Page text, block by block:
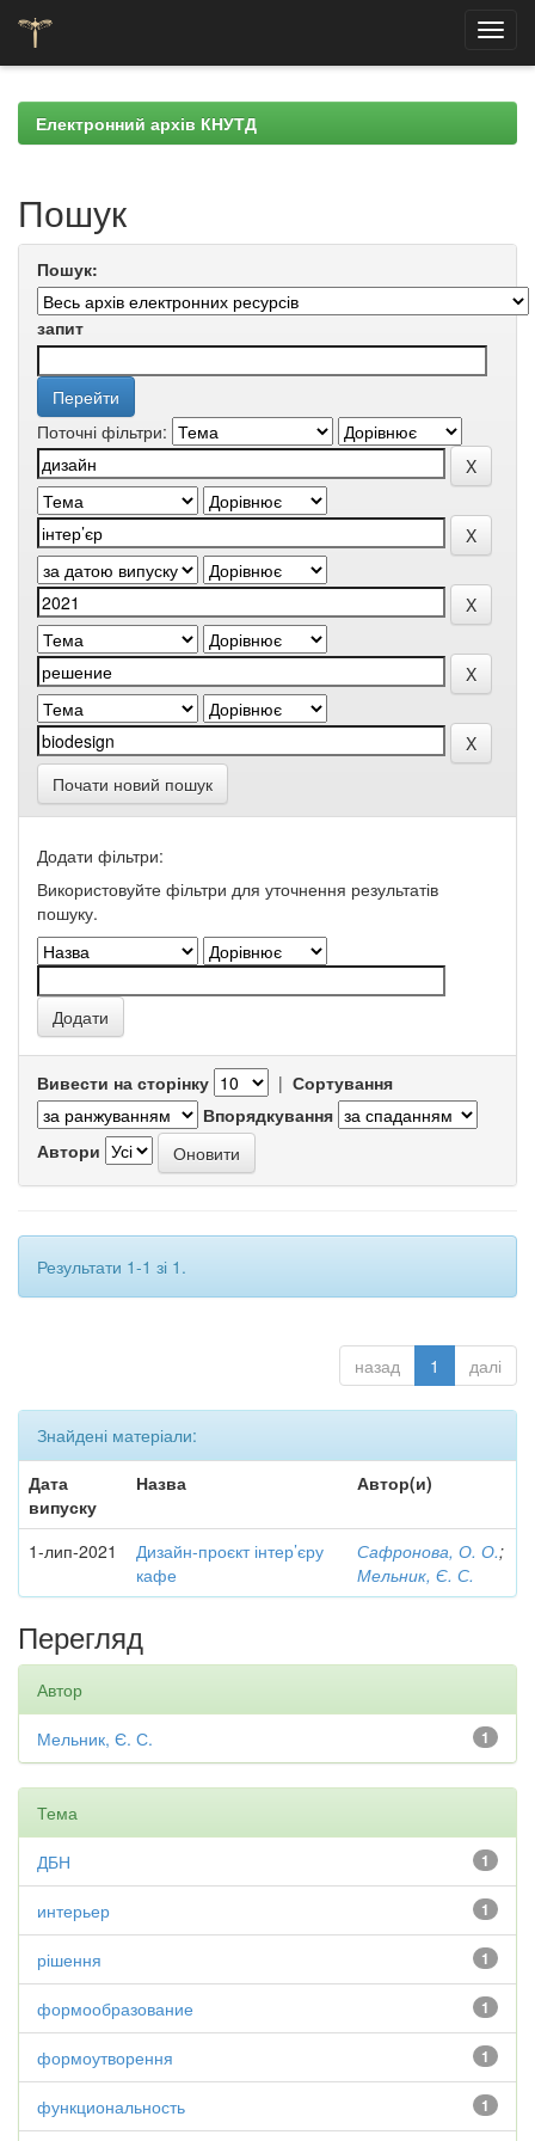
navigationЕлектронний архів КНУТД
Пошук
Пошук:
запит
Поточні фільтри:
Почати новий пошук
Додати фільтри:
Використовуйте фільтри для уточнення результатів
пошуку.
Вивести на сторінку | Сортування
Впорядкування
Автори
Результати 1-1 зі 1.
назад 1 далі
Знайдені матеріали:
Дата
випуску
Назва Автор(и)
1-лип-2021
Дизайн-проєкт інтер’єру
кафе
Сафронова, О. О.;
Мельник, Є. С.
Перегляд
Автор
1
Мельник, Є. С.
Тема
1
ДБН
1
интерьер
1
рішення
1
формообразование
1
формоутворення
1
функциональность